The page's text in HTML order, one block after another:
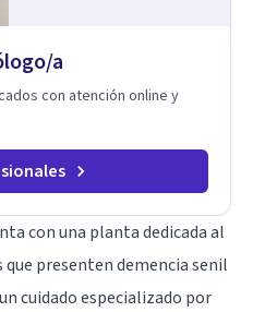
a
con atención online y
con una planta dedicada al
que presenten demencia senil
cuidado especializado por